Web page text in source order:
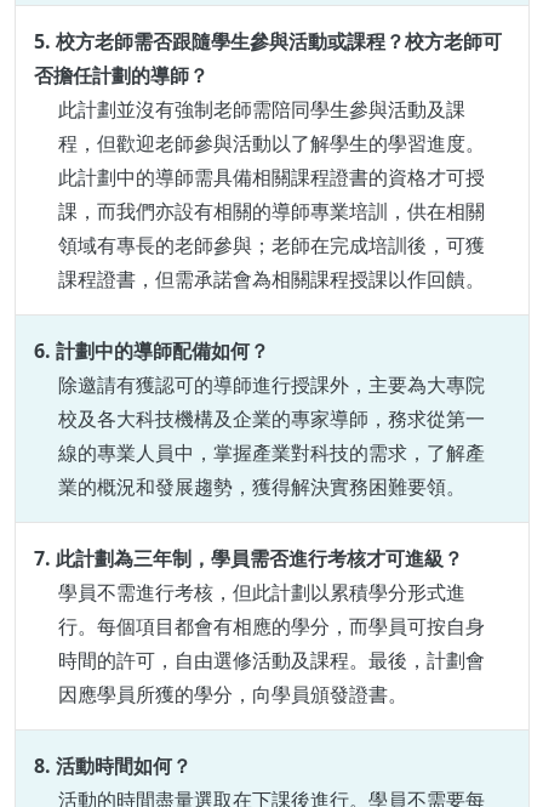
5. 校方老師需否跟隨學生參與活動或課程？校方老師可
否擔任計劃的導師？
此計劃並沒有強制老師需陪同學生參與活動及課
程，但歡迎老師參與活動以了解學生的學習進度。
此計劃中的導師需具備相關課程證書的資格才可授
課，而我們亦設有相關的導師專業培訓，供在相關
領域有專長的老師參與；老師在完成培訓後，可獲
課程證書，但需承諾會為相關課程授課以作回饋。
6. 計劃中的導師配備如何？
除邀請有獲認可的導師進行授課外，主要為大專院
校及各大科技機構及企業的專家導師，務求從第一
線的專業人員中，掌握產業對科技的需求，了解產
業的概況和發展趨勢，獲得解決實務困難要領。
7. 此計劃為三年制，學員需否進行考核才可進級？
學員不需進行考核，但此計劃以累積學分形式進
行。 每個項目都會有相應的學分， 而學員可按自身
時間的許可，自由選修活動及課程。最後，計劃會
因應學員所獲的學分，向學員頒發證書。
8. 活動時間如何？
活動的時間盡量選取在下課後進行。 學員不需要每